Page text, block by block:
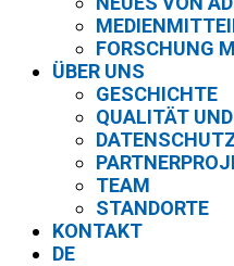
FORSCHUNG
ÜBER UNS
GESCHICHTE
QUALITÄT
TEAM
STANDORTE
KONTAKT
DE